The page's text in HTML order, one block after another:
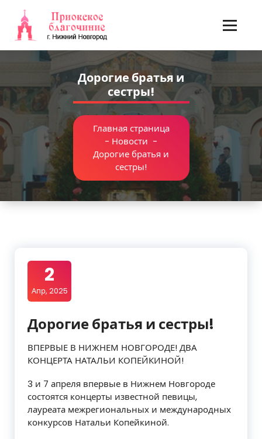
содержимому
Дорогие братья и
сестры!
Главная страница
- Новости -
Дорогие братья и
сестры!
2
Апр, 2025
Дорогие братья и сестры!
ВПЕРВЫЕ В НИЖНЕМ НОВГОРОДЕ! ДВА
КОНЦЕРТА НАТАЛЬИ КОПЕЙКИНОЙ!
3 и 7 апреля впервые в Нижнем Новгороде
состоятся концерты известной певицы,
лауреата межрегиональных и международных
конкурсов Натальи Копейкиной.